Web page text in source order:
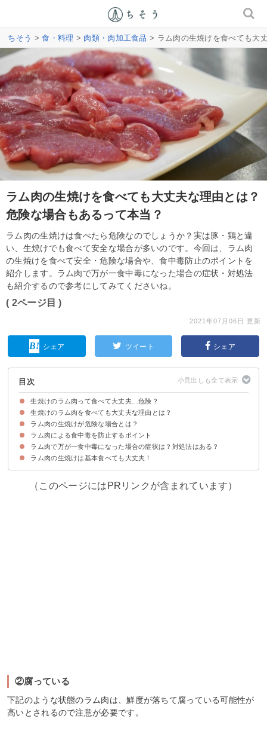
ちそう >食・料理 > 肉類・肉加工食品 > ラム肉の生焼けを食べても大
ラム肉の生焼けを食べても大丈夫な理由とは？
危険な場合もあるって本当？
ラム肉の生焼けは食べたら危険なのでしょうか？実は豚・鶏と違
い、生焼けでも食べて安全な場合が多いのです。今回は、ラム肉
の生焼けを食べて安全・危険な場合や、食中毒防止のポイントを
紹介します。ラム肉で万が一食中毒になった場合の症状・対処法
も紹介するので参考にしてみてくださいね。
( 2ページ目 )
2021年07月06日 更新
シェア ツイート シェア
目次
生焼けのラム肉って食べて大丈夫…危険？
生焼けのラム肉を食べても大丈夫な理由とは？
ラム肉は牛肉同様で中に寄生虫・菌がいないから
ただし妊婦さんは念の為に生焼けは避けたほうが良い
ラム肉の生焼けが危険な場合とは？
①鮮度が悪い
②腐っている
③ミンチ肉の生焼け
ラム肉による食中毒を防止するポイント
他の生肉をさわったトング・箸で触れない
ラム肉で万が一食中毒になった場合の症状は？対処法はある？
食中毒になると腹痛など症状を催すことがある
様子をみて症状が発症したら病院へ行こう
ラム肉の生焼けは基本食べても大丈夫！
（このページにはPRリンクが含まれています）
②腐っている
下記のような状態のラム肉は、鮮度が落ちて腐っている可能性が
高いとされるので注意が必要です。